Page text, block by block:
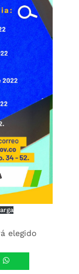
elegido